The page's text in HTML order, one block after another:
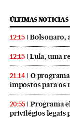
ÚLTIMAS NOTICIAS
12:15 Bolsonaro,
12:15 Lula, uma
21:14
O
impostos para os
20:55
Programa
privilégios legais